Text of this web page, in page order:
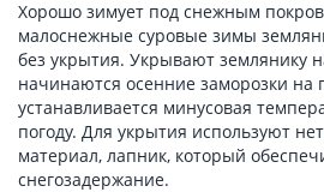
Хорошо зимует под снежным
малоснежные суровые зимы
без укрытия. Укрывают землянику
начинаются осенние заморозки на
устанавливается минусовая
погоду. Для укрытия используют
материал, лапник, который
снегозадержание.